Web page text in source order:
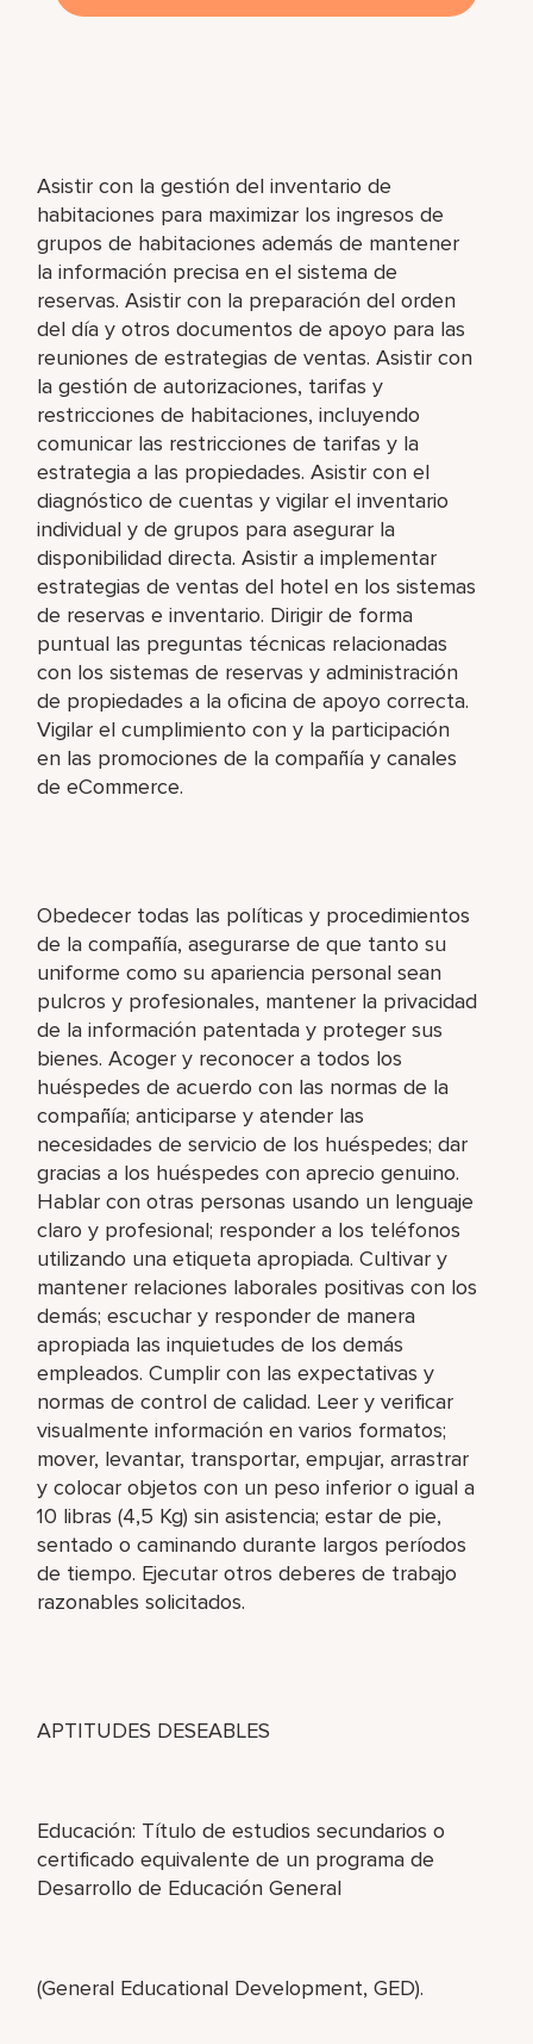
Asistir con la gestión del inventario de
habitaciones para maximizar los ingresos de
grupos de habitaciones además de mantener
la información precisa en el sistema de
reservas. Asistir con la preparación del orden
del día y otros documentos de apoyo para las
reuniones de estrategias de ventas. Asistir con
la gestión de autorizaciones, tarifas y
restricciones de habitaciones, incluyendo
comunicar las restricciones de tarifas y la
estrategia a las propiedades. Asistir con el
diagnóstico de cuentas y vigilar el inventario
individual y de grupos para asegurar la
disponibilidad directa. Asistir a implementar
estrategias de ventas del hotel en los sistemas
de reservas e inventario. Dirigir de forma
puntual las preguntas técnicas relacionadas
con los sistemas de reservas y administración
de propiedades a la oficina de apoyo correcta.
Vigilar el cumplimiento con y la participación
en las promociones de la compañía y canales
de eCommerce.
Obedecer todas las políticas y procedimientos
de la compañía, asegurarse de que tanto su
uniforme como su apariencia personal sean
pulcros y profesionales, mantener la privacidad
de la información patentada y proteger sus
bienes. Acoger y reconocer a todos los
huéspedes de acuerdo con las normas de la
compañía; anticiparse y atender las
necesidades de servicio de los huéspedes; dar
gracias a los huéspedes con aprecio genuino.
Hablar con otras personas usando un lenguaje
claro y profesional; responder a los teléfonos
utilizando una etiqueta apropiada. Cultivar y
mantener relaciones laborales positivas con los
demás; escuchar y responder de manera
apropiada las inquietudes de los demás
empleados. Cumplir con las expectativas y
normas de control de calidad. Leer y verificar
visualmente información en varios formatos;
mover, levantar, transportar, empujar, arrastrar
y colocar objetos con un peso inferior o igual a
10 libras (4,5 Kg) sin asistencia; estar de pie,
sentado o caminando durante largos períodos
de tiempo. Ejecutar otros deberes de trabajo
razonables solicitados.
APTITUDES DESEABLES
Educación: Título de estudios secundarios o
certificado equivalente de un programa de
Desarrollo de Educación General
(General Educational Development, GED).